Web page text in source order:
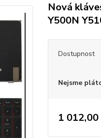
Nová
Y500N
Dostupnost
Nejsme
1 012,00